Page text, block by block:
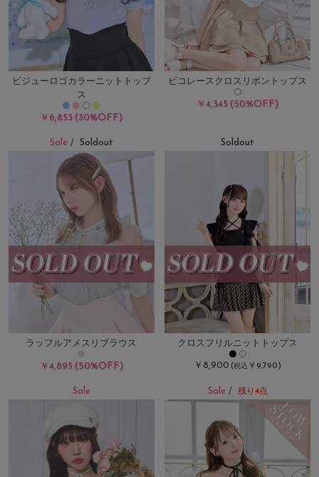
ビジューロゴカラーニットトップ
ス
￥6,853 (30%OFF)
ピコレースクロスリボントップス
￥4,345 (50%OFF)
Sale/ Soldout
ラッフルアメスリブラウス
￥4,895 (50%OFF)
Soldout
クロスフリルニットトップス
￥8,900 (税込 ￥9,790)
Sale Sale/ 残り4点